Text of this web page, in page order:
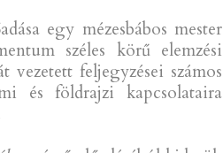
egy mézesbábos mester
széles körű elemzési
vezetett feljegyzései számos
és földrajzi kapcsolataira